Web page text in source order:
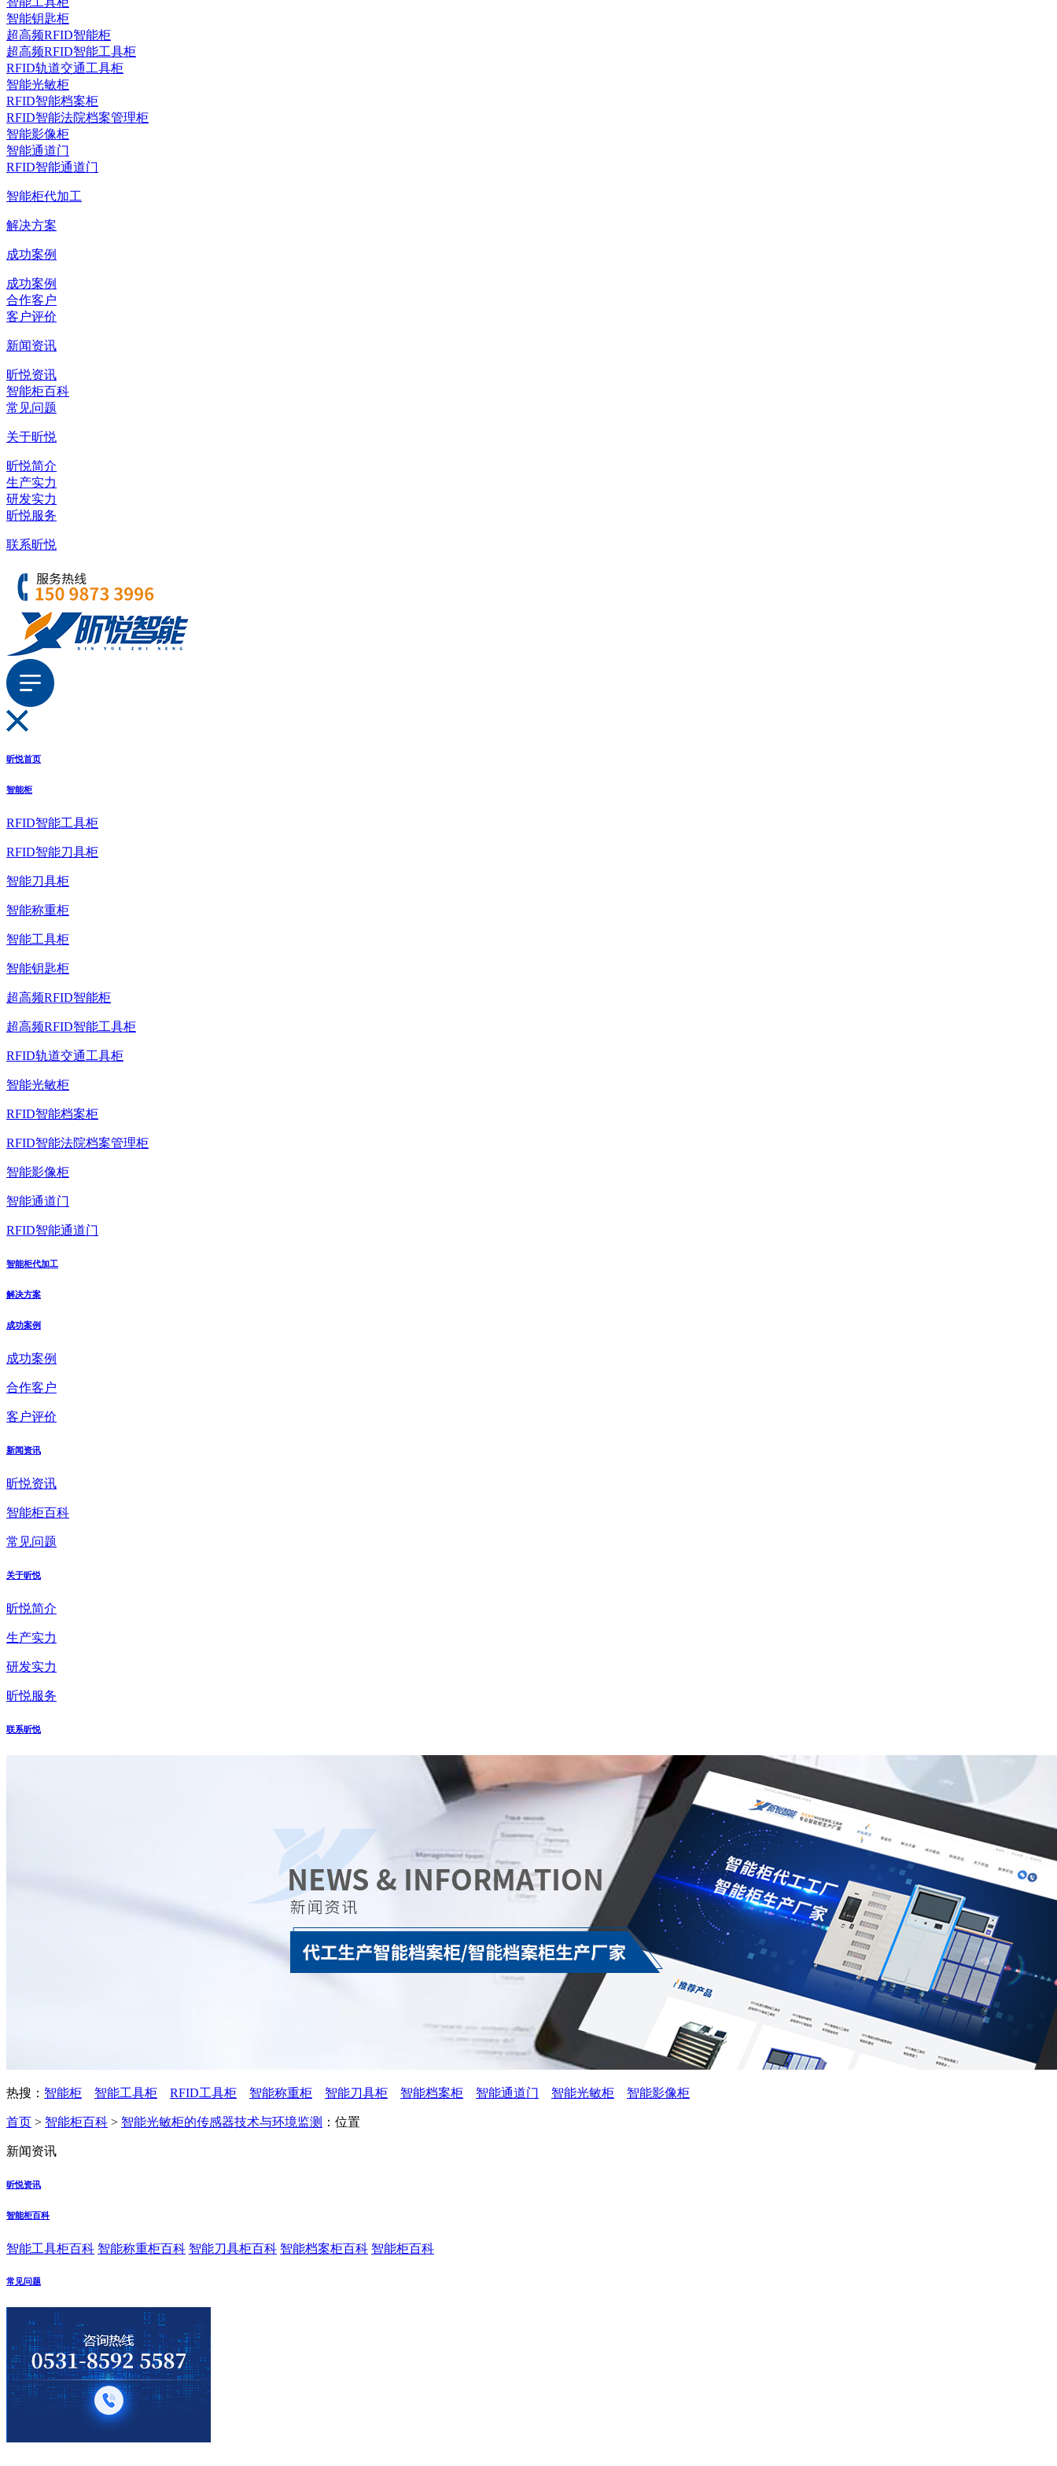
智能钥匙柜
超高频RFID智能柜
超高频RFID智能工具柜
RFID轨道交通工具柜
智能光敏柜
RFID智能档案柜
RFID智能法院档案管理柜
智能影像柜
智能通道门
RFID智能通道门
智能柜代加工
解决方案
成功案例
成功案例
合作客户
客户评价
新闻资讯
昕悦资讯
智能柜百科
常见问题
关于昕悦
昕悦简介
生产实力
研发实力
昕悦服务
联系昕悦
昕悦首页
智能柜
RFID智能工具柜
RFID智能刀具柜
智能刀具柜
智能称重柜
智能工具柜
智能钥匙柜
超高频RFID智能柜
超高频RFID智能工具柜
RFID轨道交通工具柜
智能光敏柜
RFID智能档案柜
RFID智能法院档案管理柜
智能影像柜
智能通道门
RFID智能通道门
智能柜代加工
解决方案
成功案例
成功案例
合作客户
客户评价
新闻资讯
昕悦资讯
智能柜百科
常见问题
关于昕悦
昕悦简介
生产实力
研发实力
昕悦服务
联系昕悦
热搜： 智能柜 智能工具柜 RFID工具柜 智能称重柜 智能刀具柜 智能档案柜 智能通道门 智能光敏柜 智能影像柜
首页 > 智能柜百科 > 智能光敏柜的传感器技术与环境监测 ：位置
新闻资讯
昕悦资讯
智能柜百科
智能工具柜百科 智能称重柜百科 智能刀具柜百科 智能档案柜百科 智能柜百科
常见问题